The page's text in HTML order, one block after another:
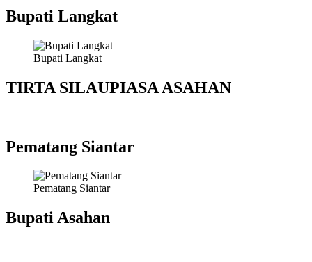
Bupati Langkat
Bupati Langkat
TIRTA SILAUPIASA ASAHAN
Pematang Siantar
Pematang Siantar
Bupati Asahan